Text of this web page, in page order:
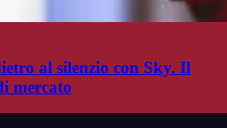
al silenzio con Sky. Il
mercato